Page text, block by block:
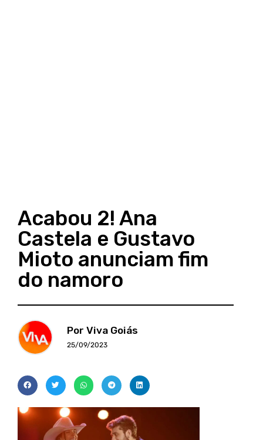
Acabou 2! Ana
Castela e Gustavo
Mioto anunciam fim
do namoro
Por Viva Goiás
25/09/2023